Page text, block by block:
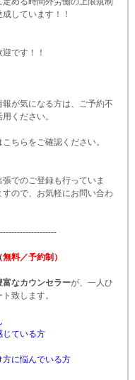
しています！！
です！！
が気になる方は、ご予約不
ください。
ちらをご確認ください。
でのご登録も行っていま
ので、お気軽にお問い合わ
--------------------
料／予約制）
富なカウンセラーが、一人ひ
致します。
ている方
に悩んでいる方